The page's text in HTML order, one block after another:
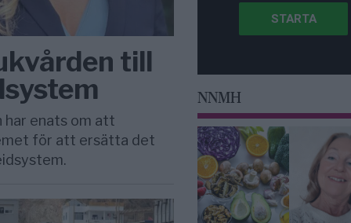
till
har enats om att
för att ersätta det
NNMH